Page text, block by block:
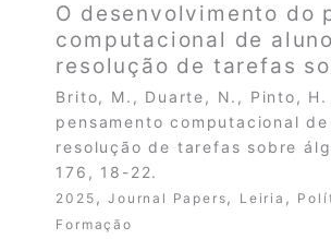
O desenvolvimento do
computacional de
resolução de tarefas
Brito, M., Duarte, N., Pinto,
pensamento computacional
resolução de tarefas sobre
176, 18-22.
2025 ,Journal Papers , Leiria ,
Formação